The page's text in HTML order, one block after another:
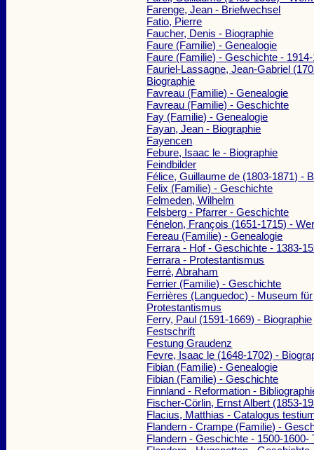
Farenge, Jean - Briefwechsel
Fatio, Pierre
Faucher, Denis - Biographie
Faure (Familie) - Genealogie
Faure (Familie) - Geschichte -
Fauriel-Lassagne, Jean-Gabriel
Biographie
Favreau (Familie) - Genealogie
Favreau (Familie) - Geschichte
Fay (Familie) - Genealogie
Fayan, Jean - Biographie
Fayencen
Febure, Isaac le - Biographie
Feindbilder
Félice, Guillaume de (1803-1871) -
Felix (Familie) - Geschichte
Felmeden, Wilhelm
Felsberg - Pfarrer - Geschichte
Fénelon, François (1651-1715) -
Fereau (Familie) - Genealogie
Ferrara - Hof - Geschichte - 1383-
Ferrara - Protestantismus
Ferré, Abraham
Ferrier (Familie) - Geschichte
Ferrières (Languedoc) - Museum für
Protestantismus
Ferry, Paul (1591-1669) - Biographie
Festschrift
Festung Graudenz
Fevre, Isaac le (1648-1702) -
Fibian (Familie) - Genealogie
Fibian (Familie) - Geschichte
Finnland - Reformation -
Fischer-Cörlin, Ernst Albert (1853-
Flacius, Matthias - Catalogus
Flandern - Crampe (Familie) -
Flandern - Geschichte - 1500-1600-